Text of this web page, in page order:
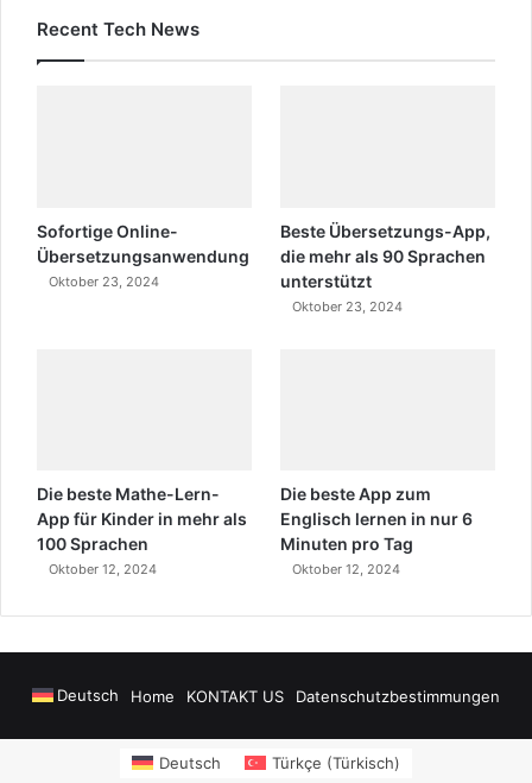
Recent Tech News
Sofortige Online-
Übersetzungsanwendung
Oktober 23, 2024
Beste Übersetzungs-App,
die mehr als 90 Sprachen
unterstützt
Oktober 23, 2024
Die beste Mathe-Lern-
App für Kinder in mehr als
100 Sprachen
Oktober 12, 2024
Die beste App zum
Englisch lernen in nur 6
Minuten pro Tag
Oktober 12, 2024
Deutsch Home KONTAKT US Datenschutzbestimmungen
Deutsch Türkçe (Türkisch)